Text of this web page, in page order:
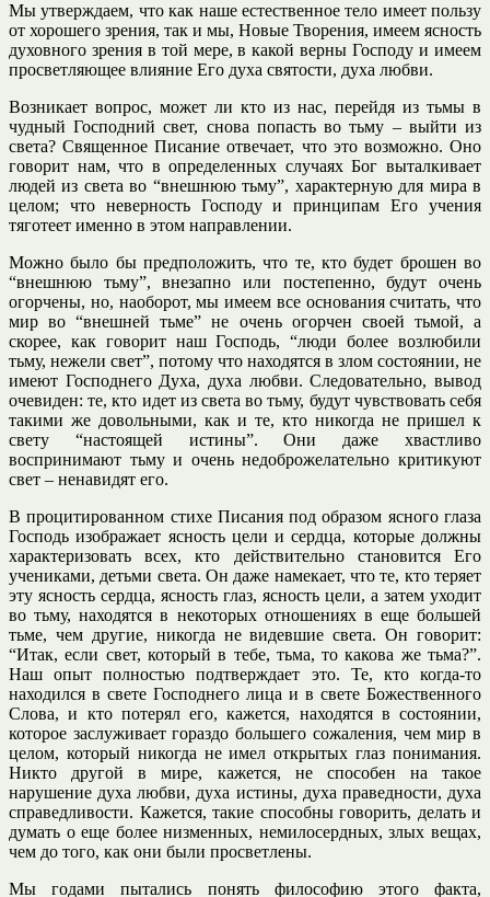
Мы утверждаем, что как наше естественное тело имеет пользу
от хорошего зрения, так и мы, Новые Творения, имеем ясность
духовного зрения в той мере, в какой верны Господу и имеем
просветляющее влияние Его духа святости, духа любви.
Возникает вопрос, может ли кто из нас, перейдя из тьмы в
чудный Господний свет, снова попасть во тьму – выйти из
света? Священное Писание отвечает, что это возможно. Оно
говорит нам, что в определенных случаях Бог выталкивает
людей из света во “внешнюю тьму”, характерную для мира в
целом; что неверность Господу и принципам Его учения
тяготеет именно в этом направлении.
Можно было бы предположить, что те, кто будет брошен во
“внешнюю тьму”, внезапно или постепенно, будут очень
огорчены, но, наоборот, мы имеем все основания считать, что
мир во “внешней тьме” не очень огорчен своей тьмой, а
скорее, как говорит наш Господь, “люди более возлюбили
тьму, нежели свет”, потому что находятся в злом состоянии, не
имеют Господнего Духа, духа любви. Следовательно, вывод
очевиден: те, кто идет из света во тьму, будут чувствовать себя
такими же довольными, как и те, кто никогда не пришел к
свету “настоящей истины”. Они даже хвастливо
воспринимают тьму и очень недоброжелательно критикуют
свет – ненавидят его.
В процитированном стихе Писания под образом ясного глаза
Господь изображает ясность цели и сердца, которые должны
характеризовать всех, кто действительно становится Его
учениками, детьми света. Он даже намекает, что те, кто теряет
эту ясность сердца, ясность глаз, ясность цели, а затем уходит
во тьму, находятся в некоторых отношениях в еще большей
тьме, чем другие, никогда не видевшие света. Он говорит:
“Итак, если свет, который в тебе, тьма, то какова же тьма?”.
Наш опыт полностью подтверждает это. Те, кто когда-то
находился в свете Господнего лица и в свете Божественного
Слова, и кто потерял его, кажется, находятся в состоянии,
которое заслуживает гораздо большего сожаления, чем мир в
целом, который никогда не имел открытых глаз понимания.
Никто другой в мире, кажется, не способен на такое
нарушение духа любви, духа истины, духа праведности, духа
справедливости. Кажется, такие способны говорить, делать и
думать о еще более низменных, немилосердных, злых вещах,
чем до того, как они были просветлены.
Мы годами пытались понять философию этого факта,